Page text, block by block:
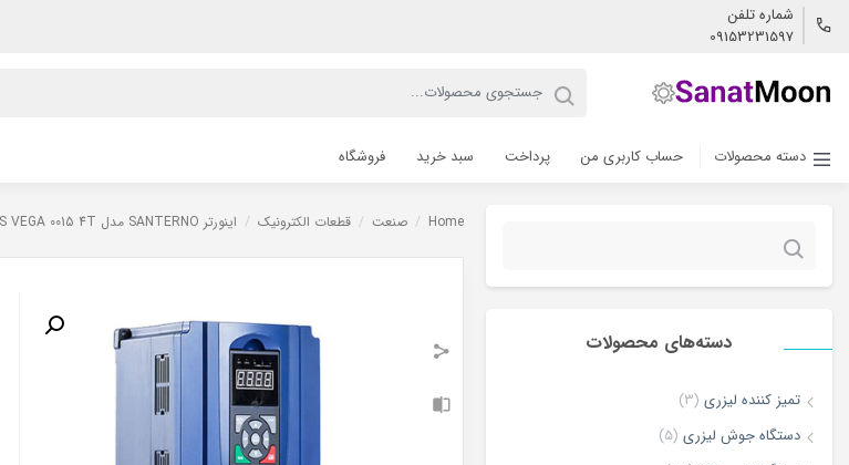
شماره تلفن
09153231597
دسته محصولات حساب کاربری من پرداخت سبد خرید فروشگاه
جستجو
دسته‌های محصولات
تمیز کننده لیزری (3)
دستگاه جوش لیزری (5)
Home
/ صنعت / قطعات الکترونیک / اینورتر SANTERNO مدل SINUS VEGA 0015 4T